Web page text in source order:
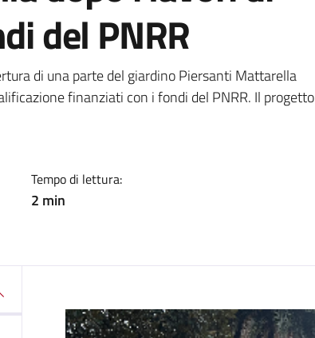
del PNRR
di una parte del giardino Piersanti Mattarella
finanziati con i fondi del PNRR. Il progetto
Tempo di lettura:
2 min